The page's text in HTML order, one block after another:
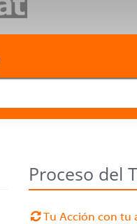
Proceso del
Tu Acción con tu